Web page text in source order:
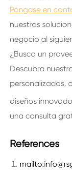
Póngase en
nuestras
negocio al
¿Busca un
Descubra
personalizados,
diseños
una consulta
References